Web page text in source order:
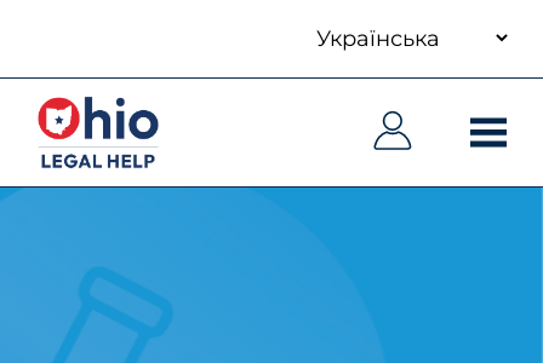
main
content
language
Основна
навіґація
Основна
навіґація